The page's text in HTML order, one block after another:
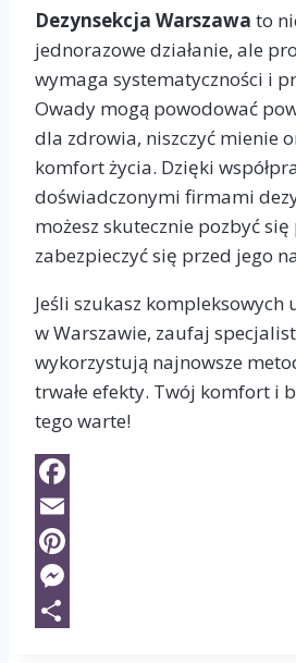
Dezynsekcja Warszawa to
jednorazowe działanie, ale
wymaga systematyczności i
Owady mogą powodować
dla zdrowia, niszczyć mienie
komfort życia. Dzięki
doświadczonymi firmami
możesz skutecznie pozbyć
zabezpieczyć się przed jego
Jeśli szukasz kompleksowych
w Warszawie, zaufaj
wykorzystują najnowsze
trwałe efekty. Twój komfort i
tego warte!
Facebook
Email
Pinterest
Messenger